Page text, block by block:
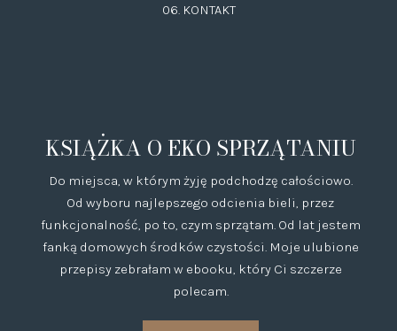
06. KONTAKT
KSIĄŻKA O EKO SPRZĄTANIU
Do miejsca, w którym żyję podchodzę całościowo.
Od wyboru najlepszego odcienia bieli, przez
funkcjonalność, po to, czym sprzątam. Od lat jestem
fanką domowych środków czystości. Moje ulubione
przepisy zebrałam w ebooku, który Ci szczerze
polecam.